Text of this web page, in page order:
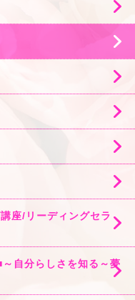
座/リーディングセラ
自分らしさを知る～夢